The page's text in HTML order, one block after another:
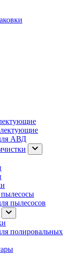
АВД
пылесосов
полировальных